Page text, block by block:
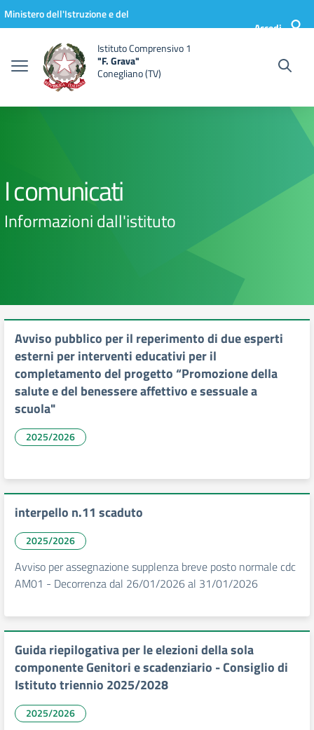
Vai ai contenuti
Vai al menu di navigazione
Vai al footer
Ministero dell'Istruzione e del
Accedi
Istituto Comprensivo 1
"F. Grava"
Conegliano (TV)
I comunicati
Informazioni dall'istituto
Avviso pubblico per il reperimento di due esperti
esterni per interventi educativi per il
completamento del progetto “Promozione della
salute e del benessere affettivo e sessuale a
scuola"
2025/2026
interpello n.11 scaduto
2025/2026
Avviso per assegnazione supplenza breve posto normale cdc
AM01 - Decorrenza dal 26/01/2026 al 31/01/2026
Guida riepilogativa per le elezioni della sola
componente Genitori e scadenziario - Consiglio di
Istituto triennio 2025/2028
2025/2026